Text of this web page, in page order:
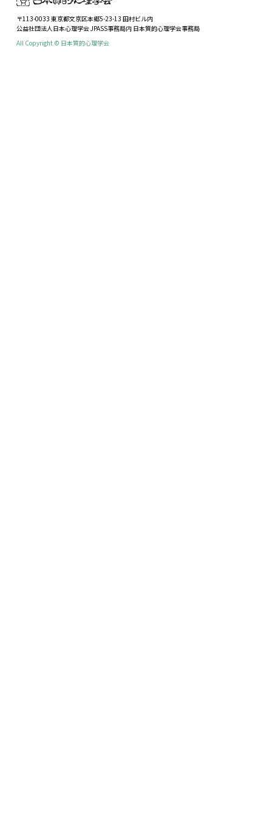
〒113-0033 東京都文京区本郷5-23-13 田村ビル内
公益社団法人日本心理学会 JPASS事務局内 日本質的心理学会事務局
All Copyright © 日本質的心理学会